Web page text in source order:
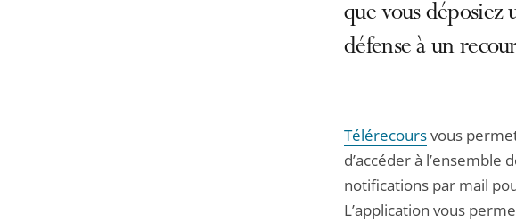
que vous déposiez
défense à un
Télérecoursvous
d’accéder à
notifications par mail
L’application vous